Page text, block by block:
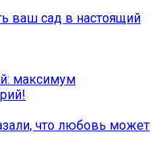
ваш сад в настоящий
максимум
что любовь может